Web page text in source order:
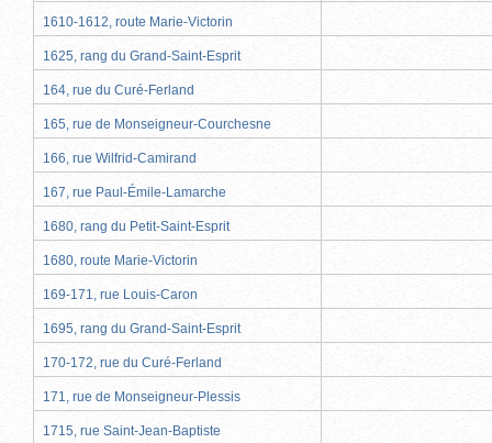
1610-1612, route Marie-Victorin
1625, rang du Grand-Saint-Esprit
164, rue du Curé-Ferland
165, rue de Monseigneur-Courchesne
166, rue Wilfrid-Camirand
167, rue Paul-Émile-Lamarche
1680, rang du Petit-Saint-Esprit
1680, route Marie-Victorin
169-171, rue Louis-Caron
1695, rang du Grand-Saint-Esprit
170-172, rue du Curé-Ferland
171, rue de Monseigneur-Plessis
1715, rue Saint-Jean-Baptiste